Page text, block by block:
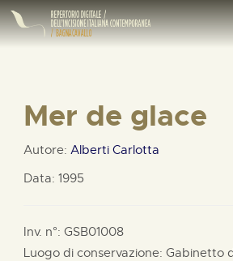
Mer de glace
Autore: Alberti Carlotta
Data: 1995
Inv. n°: GSB01008
Luogo di conservazione: Gabinetto